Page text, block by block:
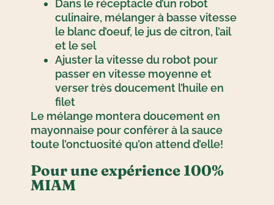
Dans le réceptacle d’un robot
culinaire, mélanger à basse vitesse
le blanc d’oeuf, le jus de citron, l’ail
et le sel
Ajuster la vitesse du robot pour
passer en vitesse moyenne et
verser très doucement l’huile en
filet
Le mélange montera doucement en
mayonnaise pour conférer à la sauce
toute l’onctuosité qu’on attend d’elle!
Pour une expérience 100%
MIAM